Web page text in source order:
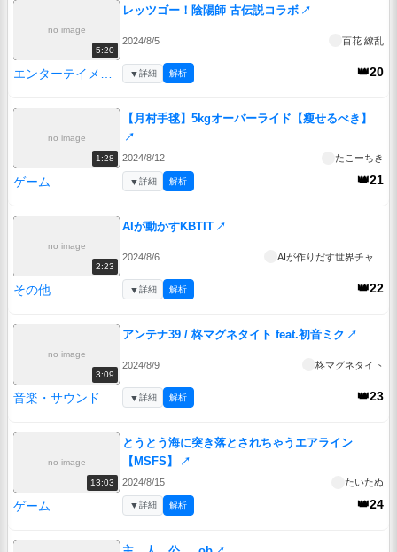
no image
5:20
レッツゴー！陰陽師 古伝説コラボ ↗
2024/8/5 百花 繚乱
👑20
▼詳細 解析
no image
1:28
【月村手毬】5kgオーバーライド【瘦せるべき】
↗
2024/8/12 たこーちき
ゲーム 👑21
▼詳細 解析
no image
2:23
AIが動かすKBTIT ↗
2024/8/6
その他 👑22
▼詳細 解析
no image
3:09
アンテナ39 / 柊マグネタイト feat.初音ミク ↗
2024/8/9 柊マグネタイト
音楽・サウンド 👑23
▼詳細 解析
no image
13:03
とうとう海に突き落とされちゃうエアライン
【MSFS】
↗
2024/8/15 たいたぬ
ゲーム 👑24
▼詳細 解析